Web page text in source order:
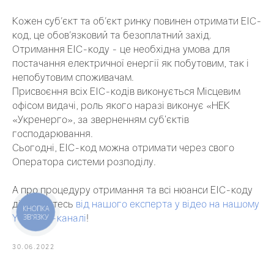
Кожен суб'єкт та об'єкт ринку повинен отримати ЕІС-
код, це обов'язковий та безоплатний захід.
Отримання ЕІС-коду - це необхідна умова для
постачання електричної енергії як побутовим, так і
непобутовим споживачам.
Присвоєння всіх ЕІС-кодів виконується Місцевим
офісом видачі, роль якого наразі виконує «НЕК
«Укренерго», за зверненням суб’єктів
господарювання.
Сьогодні, ЕІС-код можна отримати через свого
Оператора системи розподілу.
А про процедуру отримання та всі нюанси ЕІС-коду
дізнавайтесь від нашого експерта у відео на нашому
YouTube-каналі!
30.06.2022
КНОПКА
ЗВ'ЯЗКУ